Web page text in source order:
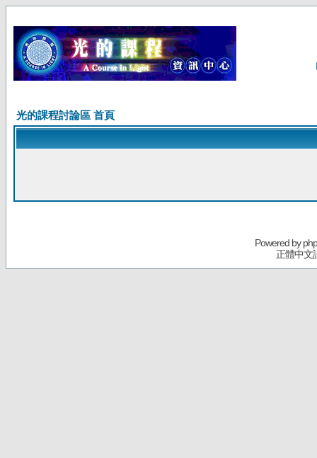
光的課程討論區 首頁
Powered by
正體中文